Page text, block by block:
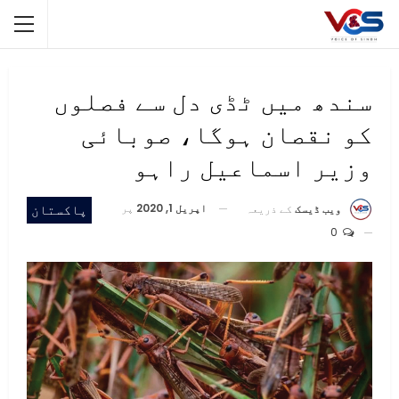
سندھ میں ٹڈی دل سے فصلوں
کو نقصان ہوگا، صوبائی
وزیر اسماعیل راہو
پاکستان ویب ڈیسک کے ذریعہ اپریل 1, 2020
پر